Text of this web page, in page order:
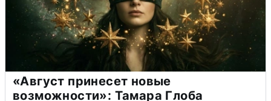
«Август принесет новые
возможности»: Тамара Глоба